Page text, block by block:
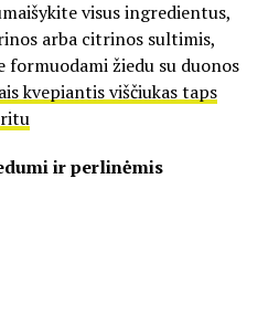
visus ingredientus,
arba citrinos sultimis,
formuodami žiedu su duonos
kvepiantis viščiukas taps
ir perlinėmis